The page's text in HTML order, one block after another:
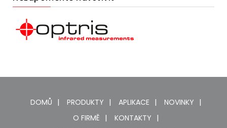
DOMŮ PRODUKTY APLIKACE
NOVINKY
O FIRMĚ
KONTAKTY